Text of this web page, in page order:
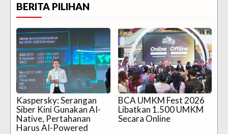
BERITA PILIHAN
Kaspersky: Serangan
Siber Kini Gunakan AI-
Native, Pertahanan
Harus AI-Powered
BCA UMKM Fest 2026
Libatkan 1.500 UMKM
Secara Online